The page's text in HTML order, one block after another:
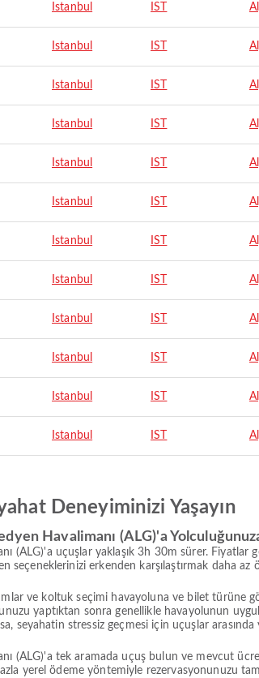
Istanbul IST
Istanbul IST
Istanbul IST
Istanbul IST
Istanbul IST
Istanbul IST
Istanbul IST
Istanbul IST
Istanbul IST
Istanbul IST
Istanbul IST
Istanbul IST
Deneyiminizi Yaşayın
Havalimanı (ALG)'a
(ALG)'a uçuşlar yaklaşık 3h 30m sürer. Fiyatlar
seçeneklerinizi erkenden karşılaştırmak daha
ve koltuk seçimi havayoluna ve bilet türüne
yaptıktan sonra genellikle havayolunun
seyahatin stressiz geçmesi için uçuşlar arasında
(ALG)'a tek aramada uçuş bulun ve mevcut
yerel ödeme yöntemiyle rezervasyonunuzu